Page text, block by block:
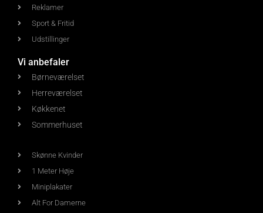
Reklamer
Sport & Fritid
Udstillinger
Vi anbefaler
Børneværelset
Herreværelset
Køkkenet
Sommerhuset
Skønne Kvinder
1 Meter Høje
Miniplakater
Alt For Damerne